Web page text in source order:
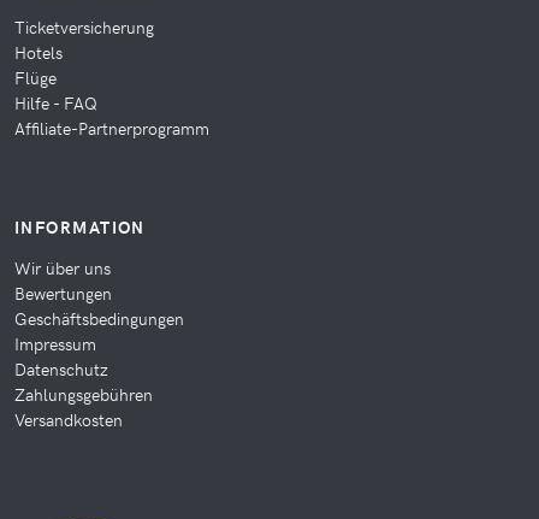
Ticketversicherung
Hotels
Flüge
Hilfe - FAQ
Affiliate-Partnerprogramm
INFORMATION
Wir über uns
Bewertungen
Geschäftsbedingungen
Impressum
Datenschutz
Zahlungsgebühren
Versandkosten